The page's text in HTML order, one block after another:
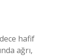
hafif
ağrı,